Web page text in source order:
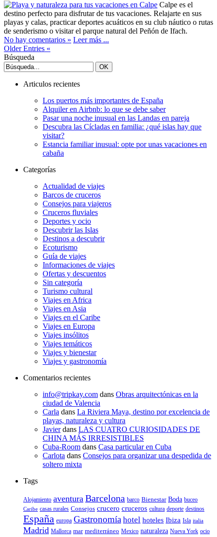
Calpe es el
destino perfecto para disfrutar de tus vacaciones. Relajarte en sus
playas y calas, practicar deportes acuáticos en su club náutico o rutas
de senderismo o visitar el parque natural del Peñón de Ifach.
No hay comentarios » Leer más ...
Older Entries «
Búsqueda
Articulos recientes
Los puertos más importantes de España
Alquiler en Airbnb: lo que se debe saber
Pasar una noche inusual en las Landas en pareja
Descubra las Cícladas en familia: ¿qué islas hay que
visitar?
Estancia familiar inusual: opte por unas vacaciones en
cabaña
Categorías
Actualidad de viajes
Barcos de cruceros
Consejos para viajeros
Cruceros fluviales
Deportes y ocio
Descubrir las Islas
Destinos a descubrir
Ecoturismo
Guía de viajes
Informaciones de viajes
Ofertas y descuentos
Sin categoría
Turismo cultural
Viajes en Africa
Viajes en Asia
Viajes en el Caribe
Viajes en Europa
Viajes insólitos
Viajes temáticos
Viajes y bienestar
Viajes y gastronomía
Comentarios recientes
info@tripkay.com dans Obras arquitectónicas en la
ciudad de Valencia
Carla dans La Riviera Maya, destino por excelencia de
playas, naturaleza y cultura
Javierdans LAS CUATRO CURIOSIDADES DE
CHINA MÁS IRRESISTIBLES
Cuba-Room dans Casa particular en Cuba
Carlota dans Consejos para organizar una despedida de
soltero mixta
Tags
Alojamiento aventura Barcelona barco Bienestar Boda buceo
Caribe casas rurales Consejos crucero cruceros cultura deporte destinos
España europa Gastronomía hotel hoteles Ibiza Isla italia
Madrid Mallorca mar mediterráneo Mexico naturaleza Nueva York ocio